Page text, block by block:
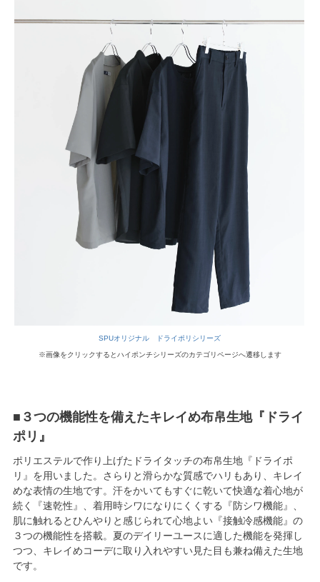
SPUオリジナル ドライポリシリーズ
※画像をクリックするとハイポンチシリーズのカテゴリページへ遷移します
■３つの機能性を備えたキレイめ布帛生地『ドライ
ポリ』
ポリエステルで作り上げたドライタッチの布帛生地『ドライポ
リ』を用いました。さらりと滑らかな質感でハリもあり、キレイ
めな表情の生地です。汗をかいてもすぐに乾いて快適な着心地が
続く『速乾性』、着用時シワになりにくくする『防シワ機能』、
肌に触れるとひんやりと感じられて心地よい『接触冷感機能』の
３つの機能性を搭載。夏のデイリーユースに適した機能を発揮し
つつ、キレイめコーデに取り入れやすい見た目も兼ね備えた生地
です。